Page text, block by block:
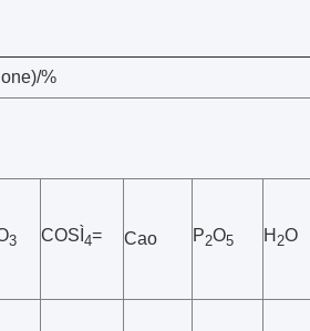
%
3 COSÌ 4= Cao P2O5 H 2O